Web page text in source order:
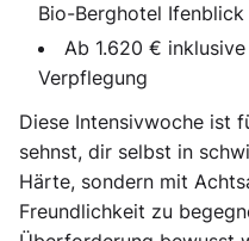
Bio-Berghotel Ifenblick
Ab 1.620 €
Verpflegung
Diese Intensivwoche ist
sehnst, dir selbst in
Härte, sondern mit
Freundlichkeit zu